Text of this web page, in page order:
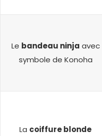
Le bandeau ninja avec
symbole de Konoha
La coiffure blonde